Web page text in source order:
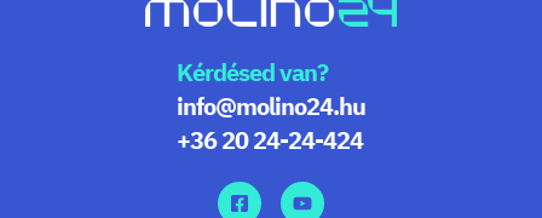
Kérdésed van?
info@molino24.hu
+36 20 24-24-424